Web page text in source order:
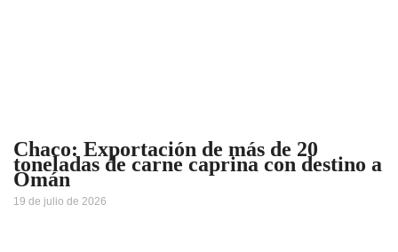
Chaco: Exportación de más de 20
toneladas de carne caprina con destino a
Omán
19 de julio de 2026